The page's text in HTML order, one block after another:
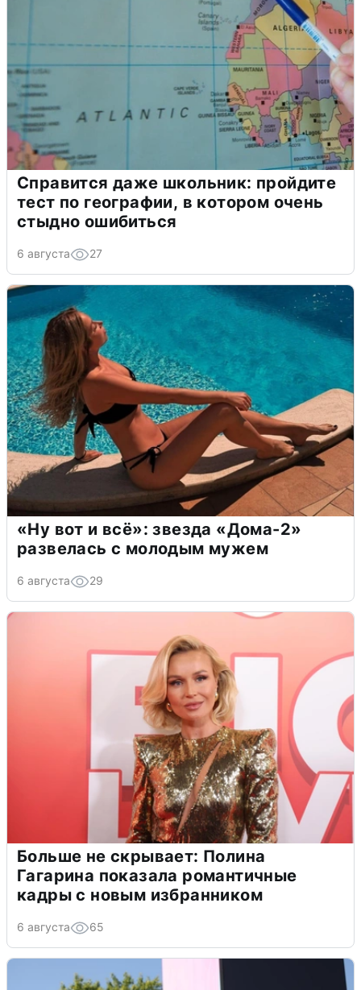
Справится даже школьник: пройдите
тест по географии, в котором очень
стыдно ошибиться
6 августа 27
«Ну вот и всё»: звезда «Дома-2»
развелась с молодым мужем
6 августа 29
Больше не скрывает: Полина
Гагарина показала романтичные
кадры с новым избранником
6 августа 65